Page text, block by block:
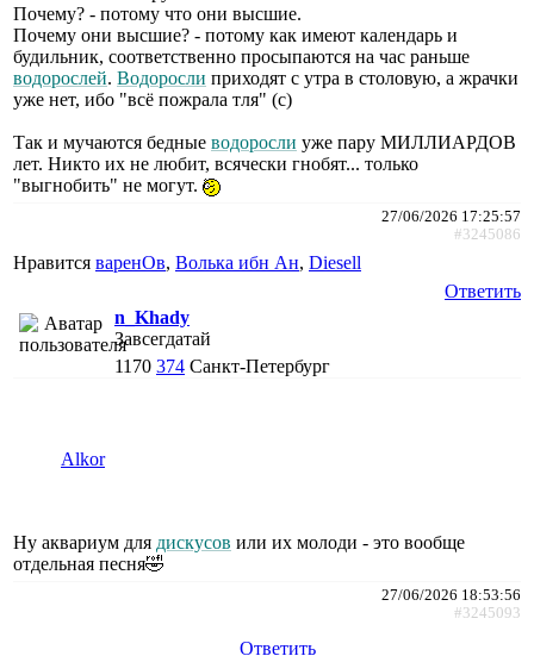
Почему? - потому что они высшие.
Почему они высшие? - потому как имеют календарь и
будильник, соответственно просыпаются на час раньше
водорослей. Водоросли приходят с утра в столовую, а жрачки
уже нет, ибо "всё пожрала тля" (с)
Так и мучаются бедные водоросли уже пару МИЛЛИАРДОВ
лет. Никто их не любит, всячески гнобят... только
"выгнобить" не могут.
27/06/2026 17:25:57
#3245086
Нравится варенОв, Волька ибн Ан, Diesell
Ответить
n_Khady
Завсегдатай
1170 374 Санкт-Петербург
Alkor
Ну аквариум для дискусов или их молоди - это вообще
отдельная песня🤣
27/06/2026 18:53:56
#3245093
Ответить